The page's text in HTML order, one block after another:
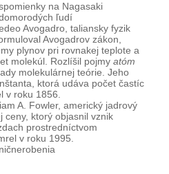
na Nagasaki
ľudí
Avogadro, taliansky fyzik
Avogadrov zákon,
plynov pri rovnakej teplote a
molekúl. Rozlíšil pojmy atóm
molekulárnej teórie. Jeho
ktorá udáva počet častíc
v roku 1856.
A. Fowler, americký jadrový
ceny, ktorý objasnil vznik
prostredníctvom
v roku 1995.